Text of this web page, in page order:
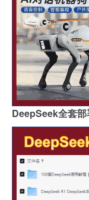
DeepSeek全套